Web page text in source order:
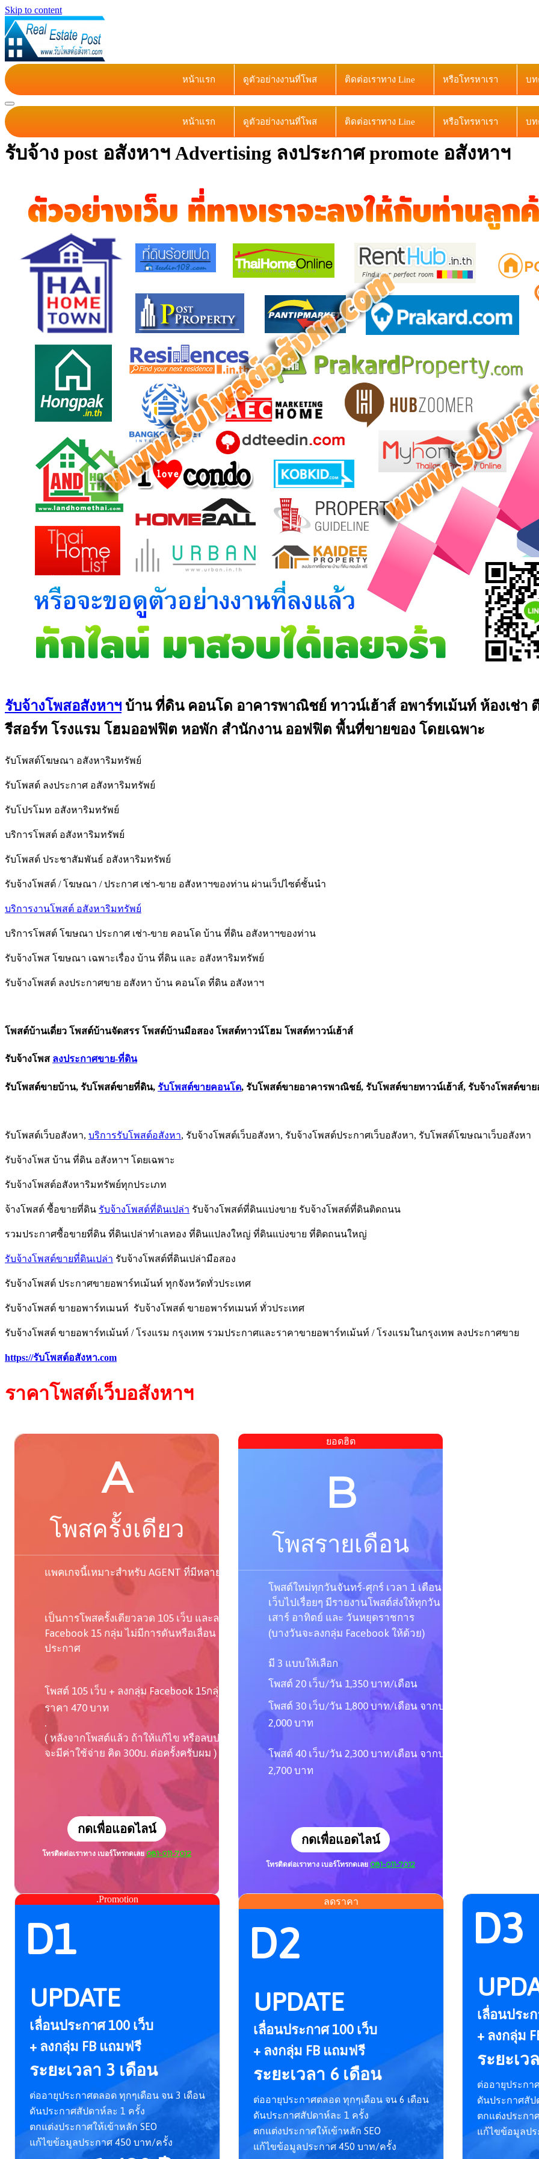
Skip to content
หน้าแรก ดูตัวอย่างงานที่โพส ติดต่อเราทาง Line หรือโทรหาเรา บท
หน้าแรก ดูตัวอย่างงานที่โพส ติดต่อเราทาง Line หรือโทรหาเรา บท
รับจ้าง post อสังหาฯ Advertising ลงประกาศ promote อสังหาฯ
รับจ้างโพสอสังหาฯ บ้าน ที่ดิน คอนโด อาคารพาณิชย์ ทาวน์เฮ้าส์ อพาร์ทเม้นท์ ห้องเช่า
รีสอร์ท โรงแรม โฮมออฟฟิต หอพัก สำนักงาน ออฟฟิต พื้นที่ขายของ โดยเฉพาะ
รับโพสต์โฆษณา อสังหาริมทรัพย์
รับโพสต์ ลงประกาศ อสังหาริมทรัพย์
รับโปรโมท อสังหาริมทรัพย์
บริการโพสต์ อสังหาริมทรัพย์
รับโพสต์ ประชาสัมพันธ์ อสังหาริมทรัพย์
รับจ้างโพสต์ / โฆษณา / ประกาศ เช่า-ขาย อสังหาฯของท่าน ผ่านเว็ปไซต์ชั้นนำ
บริการงานโพสต์ อสังหาริมทรัพย์
บริการโพสต์ โฆษณา ประกาศ เช่า-ขาย คอนโด บ้าน ที่ดิน อสังหาฯของท่าน
รับจ้างโพส โฆษณา เฉพาะเรื่อง บ้าน ที่ดิน และ อสังหาริมทรัพย์
รับจ้างโพสต์ ลงประกาศขาย อสังหา บ้าน คอนโด ที่ดิน อสังหาฯ
โพสต์บ้านเดี่ยว โพสต์บ้านจัดสรร โพสต์บ้านมือสอง โพสต์ทาวน์โฮม โพสต์ทาวน์เฮ้าส์
รับจ้างโพส ลงประกาศขาย-ที่ดิน
รับโพสต์ขายบ้าน, รับโพสต์ขายที่ดิน, รับโพสต์ขายคอนโด, รับโพสต์ขายอาคารพาณิชย์, รับโพสต์ขายทาวน์เฮ้าส์, รับจ้างโพสต์ขา
รับโพสต์เว็บอสังหา, บริการรับโพสต์อสังหา, รับจ้างโพสต์เว็บอสังหา, รับจ้างโพสต์ประกาศเว็บอสังหา, รับโพสต์โฆษณาเว็บอสังหา
รับจ้างโพส บ้าน ที่ดิน อสังหาฯ โดยเฉพาะ
รับจ้างโพสต์อสังหาริมทรัพย์ทุกประเภท
จ้างโพสต์ ซื้อขายที่ดิน รับจ้างโพสต์ที่ดินเปล่า รับจ้างโพสต์ที่ดินแบ่งขาย รับจ้างโพสต์ที่ดินติดถนน
รวมประกาศซื้อขายที่ดิน ที่ดินเปล่าทำเลทอง ที่ดินแปลงใหญ่ ที่ดินแบ่งขาย ที่ติดถนนใหญ่
รับจ้างโพสต์ขายที่ดินเปล่า รับจ้างโพสต์ที่ดินเปล่ามือสอง
รับจ้างโพสต์ ประกาศขายอพาร์ทเม้นท์ ทุกจังหวัดทั่วประเทศ
รับจ้างโพสต์ ขายอพาร์ทเมนท์ รับจ้างโพสต์ ขายอพาร์ทเมนท์ ทั่วประเทศ
รับจ้างโพสต์ ขายอพาร์ทเม้นท์ / โรงแรม กรุงเทพ รวมประกาศและราคาขายอพาร์ทเม้นท์ / โรงแรมในกรุงเทพ ลงประกาศขาย
https://รับโพสต์อสังหา.com
ราคาโพสต์เว็บอสังหาฯ
A
โพสครั้งเดียว
แพคเกจนี้เหมาะสำหรับ AGENT ที่มีหลายทรัพย์
เป็นการโพสครั้งเดียวลวด 105 เว็บ และลงกลุ่ม
Facebook 15 กลุ่ม ไม่มีการดันหรือเลื่อน
ประกาศ
โพสต์ 105 เว็บ + ลงกลุ่ม Facebook 15กลุ่ม
ราคา 470 บาท
.
( หลังจากโพสต์แล้ว ถ้าให้แก้ไข หรือลบประกาศ
จะมีค่าใช้จ่าย คิด 300บ. ต่อครั้งครับผม )
กดเพื่อแอดไลน์
โทรติดต่อเราทาง เบอร์โทรกดเลย 081-011-7012
ยอดฮิต
B
โพสรายเดือน
โพสต์ใหม่ทุกวันจันทร์-ศุกร์ เวลา 1 เดือน เปรี่ยน
เว็บไปเรื่อยๆ มีรายงานโพสต์ส่งให้ทุกวัน หยุด
เสาร์ อาทิตย์ และ วันหยุดราชการ
(บางวันจะลงกลุ่ม Facebook ให้ด้วย)
มี 3 แบบให้เลือก
โพสต์ 20 เว็บ/วัน 1,350 บาท/เดือน
โพสต์ 30 เว็บ/วัน 1,800 บาท/เดือน จากปกติ
2,000 บาท
โพสต์ 40 เว็บ/วัน 2,300 บาท/เดือน จากปกติ
2,700 บาท
กดเพื่อแอดไลน์
โทรติดต่อเราทาง เบอร์โทรกดเลย 081-011-7012
.Promotion
D1
UPDATE
เลื่อนประกาศ 100 เว็บ
+ ลงกลุ่ม FB แถมฟรี
ระยะเวลา 3 เดือน
ต่ออายุประกาศตลอด ทุกๆเดือน จน 3 เดือน
ดันประกาศสัปดาห์ละ 1 ครั้ง
ตกแต่งประกาศให้เข้าหลัก SEO
แก้ไขข้อมูลประกาศ 450 บาท/ครั้ง
ลดราคา
D2
UPDATE
เลื่อนประกาศ 100 เว็บ
+ ลงกลุ่ม FB แถมฟรี
ระยะเวลา 6 เดือน
ต่ออายุประกาศตลอด ทุกๆเดือน จน 6 เดือน
ดันประกาศสัปดาห์ละ 1 ครั้ง
ตกแต่งประกาศให้เข้าหลัก SEO
แก้ไขข้อมูลประกาศ 450 บาท/ครั้ง
D3
เลื่อนประ
+ ลงกลุ่ม
ระยะเว
ต่ออายุประกา
ดันประกาศสัป
ตกแต่งประกา
แก้ไขข้อมูลปร